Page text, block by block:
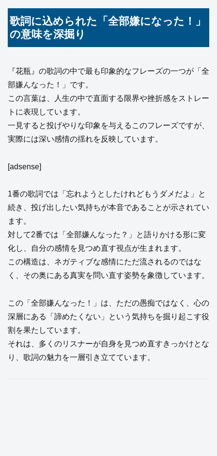
歌詞に込められた「全部嫌になった！」
の意味を深掘り
『花瓶』の歌詞の中で最も印象的なフレーズの一つが「全
部嫌んなった！」です。
この言葉は、人生の中で直面する限界や挫折感をストレー
トに表現しています。
一見すると投げやりな印象を与えるこのフレーズですが、
実際には深い感情の揺れを反映しています。
[adsense]
1番の歌詞では「忘れようとしたけれどもうダメだよ」と
続き、投げ出したい気持ちが本音であることが示されてい
ます。
対して2番では「全部嫌んなった？」と語りかける形に変
化し、自分の感情を見つめ直す視点が生まれます。
この構造は、ネガティブな感情にただ流されるのではな
く、その奥にある真実を問い直す姿勢を象徴しています。
この「全部嫌んなった！」は、ただの愚痴ではなく、心の
深層にある「諦めたくない」という気持ちを掘り起こす役
割を果たしています。
それは、多くのリスナーが自身を見つめ直すきっかけとな
り、歌詞の魅力を一層引き立てています。